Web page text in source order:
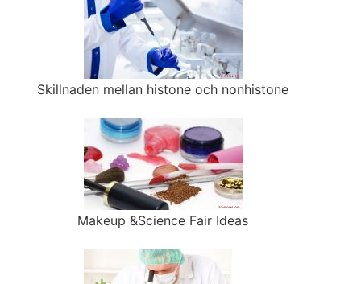
Skillnaden mellan histone och nonhistone
Makeup &Science Fair Ideas